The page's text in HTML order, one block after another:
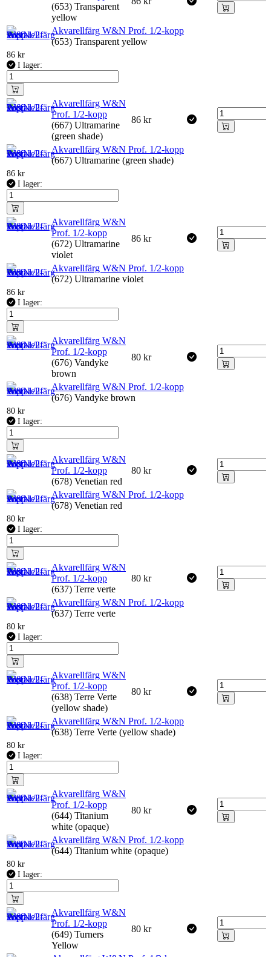
(653) Transparent
yellow
Akvarellfärg W&N Prof. 1/2-kopp
(653) Transparent yellow
86 kr
I lager:
Akvarellfärg W&N
Prof. 1/2-kopp
(667) Ultramarine
(green shade)
86 kr
Akvarellfärg W&N Prof. 1/2-kopp
(667) Ultramarine (green shade)
86 kr
I lager:
Akvarellfärg W&N
Prof. 1/2-kopp
(672) Ultramarine
violet
86 kr
Akvarellfärg W&N Prof. 1/2-kopp
(672) Ultramarine violet
86 kr
I lager:
Akvarellfärg W&N
Prof. 1/2-kopp
(676) Vandyke
brown
80 kr
Akvarellfärg W&N Prof. 1/2-kopp
(676) Vandyke brown
80 kr
I lager:
Akvarellfärg W&N
Prof. 1/2-kopp
(678) Venetian red
80 kr
Akvarellfärg W&N Prof. 1/2-kopp
(678) Venetian red
80 kr
I lager:
Akvarellfärg W&N
Prof. 1/2-kopp
(637) Terre verte
80 kr
Akvarellfärg W&N Prof. 1/2-kopp
(637) Terre verte
80 kr
I lager:
Akvarellfärg W&N
Prof. 1/2-kopp
(638) Terre Verte
(yellow shade)
80 kr
Akvarellfärg W&N Prof. 1/2-kopp
(638) Terre Verte (yellow shade)
80 kr
I lager:
Akvarellfärg W&N
Prof. 1/2-kopp
(644) Titanium
white (opaque)
80 kr
Akvarellfärg W&N Prof. 1/2-kopp
(644) Titanium white (opaque)
80 kr
I lager:
Akvarellfärg W&N
Prof. 1/2-kopp
(649) Turners
Yellow
80 kr